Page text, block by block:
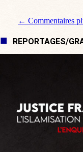
Navigation de
← Commentaires
REPORTAGES/